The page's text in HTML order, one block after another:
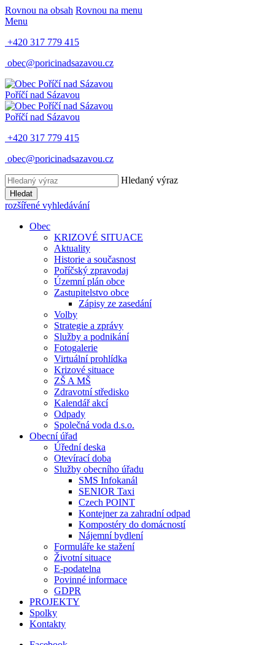
Rovnou na obsah Rovnou na menu
Menu
+420 317 779 415
obec@poricinadsazavou.cz
Poříčí nad Sázavou
Poříčí nad Sázavou
+420 317 779 415
obec@poricinadsazavou.cz
Hledaný výraz
Hledat
rozšířené vyhledávání
Obec
KRIZOVÉ SITUACE
Aktuality
Historie a současnost
Poříčský zpravodaj
Územní plán obce
Zastupitelstvo obce
Zápisy ze zasedání
Volby
Strategie a zprávy
Služby a podnikání
Fotogalerie
Virtuální prohlídka
Krizové situace
ZŠ A MŠ
Zdravotní středisko
Kalendář akcí
Odpady
Společná voda d.s.o.
Obecní úřad
Úřední deska
Otevírací doba
Služby obecního úřadu
SMS Infokanál
SENIOR Taxi
Czech POINT
Kontejner za zahradní odpad
Kompostéry do domácností
Nájemní bydlení
Formuláře ke stažení
Životní situace
E-podatelna
Povinné informace
GDPR
PROJEKTY
Spolky
Kontakty